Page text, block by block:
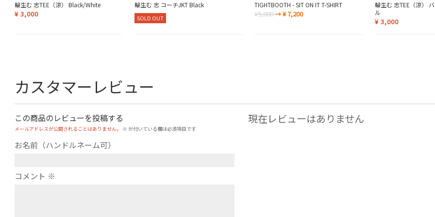
輪生む 志TEE（涼） Black/White
¥ 3,000
輪生む 志 コーチJKT Black
SOLD OUT
TIGHTBOOTH - SIT ON IT T-SHIRT
¥9,000→ ¥ 7,200
輪生む 志TEE（涼）
ル
¥3,000
カスタマーレビュー
この商品のレビューを投稿する
メールアドレスが公開されることはありません。 ※ が付いている欄は必須項目です
お名前（ハンドルネーム可）
コメント ※
現在レビューはありません